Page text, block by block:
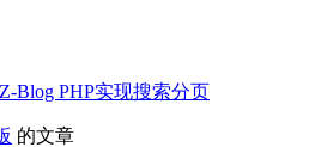
Z-Blog PHP实现搜索分页
的文章